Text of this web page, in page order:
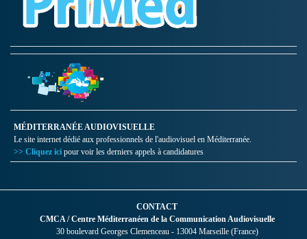
MÉDITERRANÉE AUDIOVISUELLE
Le site internet dédié aux professionnels de l'audiovisuel en Méditerranée.
>> Cliquez ici pour voir les derniers appels à candidatures
CONTACT
CMCA / Centre Méditerranéen de la Communication Audiovisuelle
30 boulevard Georges Clemenceau - 13004 Marseille (France)